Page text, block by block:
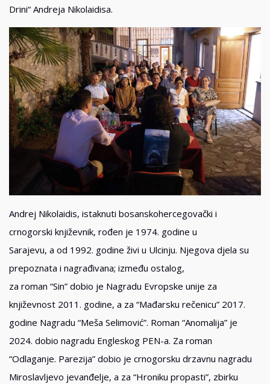
Drini“ Andreja Nikolaidisa.
Andrej Nikolaidis, istaknuti bosanskohercegovački i
crnogorski književnik, rođen je 1974. godine u
Sarajevu, a od 1992. godine živi u Ulcinju. Njegova djela su
prepoznata i nagrađivana; između ostalog,
za roman “Sin” dobio je Nagradu Evropske unije za
književnost 2011. godine, a za “Mađarsku rečenicu” 2017.
godine Nagradu “Meša Selimović”. Roman “Anomalija” je
2024. dobio nagradu Engleskog PEN-a. Za roman
“Odlaganje. Parezija” dobio je crnogorsku drzavnu nagradu
Miroslavljevo jevanđelje, a za “Hroniku propasti”, zbirku